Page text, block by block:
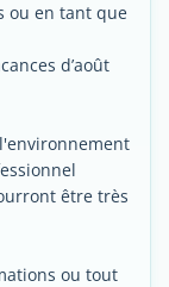
ou en tant que
d’août
être très
ou tout